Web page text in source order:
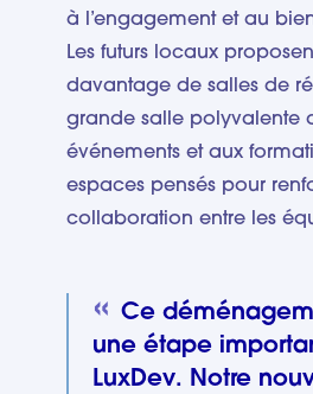
à l’engagement et au
Les futurs locaux
davantage de salles de
grande salle polyvalente
événements et aux
espaces pensés pour
collaboration entre les
Ce
une étape
LuxDev. Notre